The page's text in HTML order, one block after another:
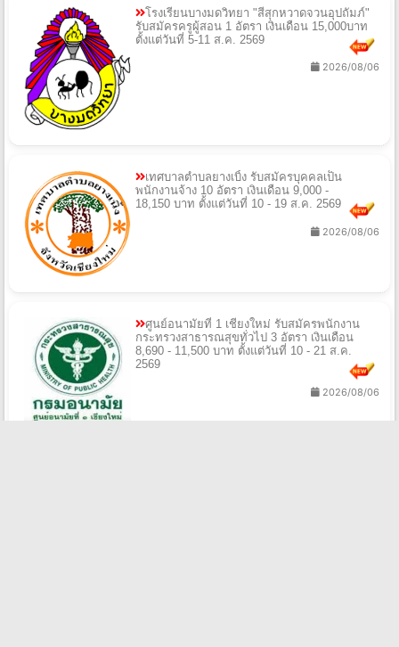
โรงเรียนบางมดวิทยา "สีสุกหวาดจวนอุปถัมภ์"
รับสมัครครูผู้สอน 1 อัตรา เงินเดือน 15,000บาท
ตั้งแต่วันที่ 5-11 ส.ค. 2569
2026/08/06
เทศบาลตำบลยางเบิ้ง รับสมัครบุคคลเป็น
พนักงานจ้าง 10 อัตรา เงินเดือน 9,000 -
18,150 บาท ตั้งแต่วันที่ 10 - 19 ส.ค. 2569
2026/08/06
ศูนย์อนามัยที่ 1 เชียงใหม่ รับสมัครพนักงาน
กระทรวงสาธารณสุขทั่วไป 3 อัตรา เงินเดือน
8,690 - 11,500 บาท ตั้งแต่วันที่ 10 - 21 ส.ค.
2569
2026/08/06